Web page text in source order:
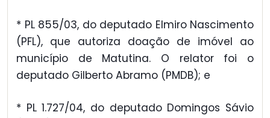
* PL 855/03, do deputado Elmiro Nascimento
(PFL), que autoriza doação de imóvel ao
município de Matutina. O relator foi o
deputado Gilberto Abramo (PMDB); e
* PL 1.727/04, do deputado Domingos Sávio